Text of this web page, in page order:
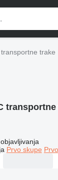
transportne trake
transportne
Prvo skupe